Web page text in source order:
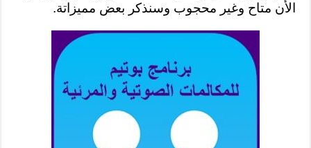
الأن متاح وغير محجوب وسنذكر بعض مميزاتة.